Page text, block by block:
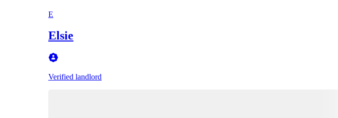
E
Elsie
Verified landlord